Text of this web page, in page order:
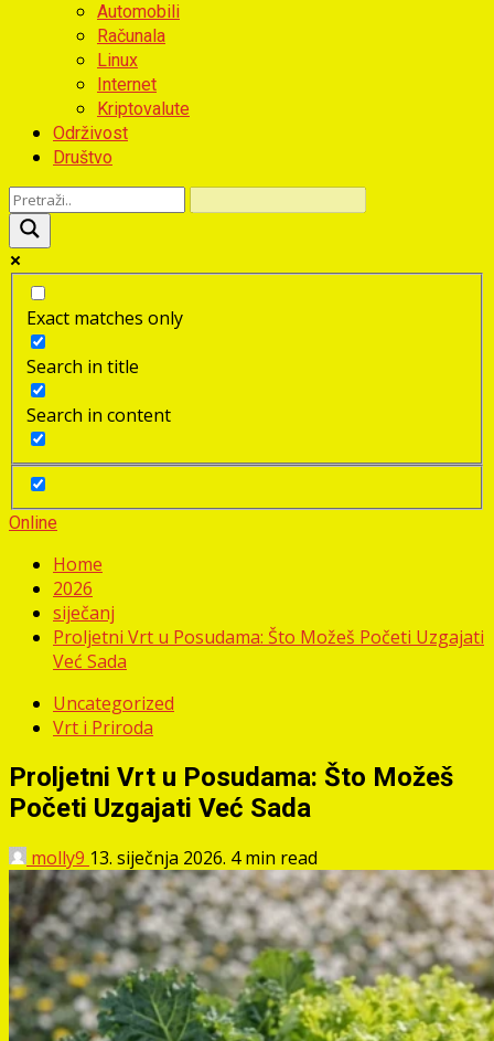
Automobili
Računala
Linux
Internet
Kriptovalute
Održivost
Društvo
Exact matches only
Search in title
Search in content
Online
Home
2026
siječanj
Proljetni Vrt u Posudama: Što Možeš Početi Uzgajati
Već Sada
Uncategorized
Vrt i Priroda
Proljetni Vrt u Posudama: Što Možeš
Početi Uzgajati Već Sada
molly9 13. siječnja 2026. 4 min read